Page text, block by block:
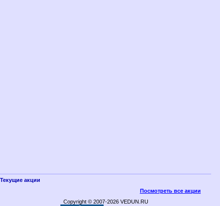
Текущие акции
Посмотреть все акции
Copyright © 2007-2026 VEDUN.RU